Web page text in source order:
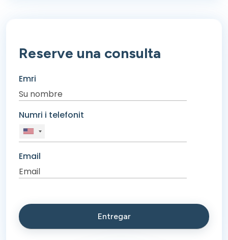
Reserve una consulta
Emri
Numri i telefonit
Email